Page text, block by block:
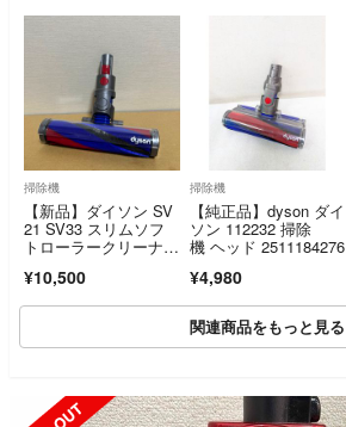
掃除機
【新品】ダイソン SV
21 SV33 スリムソフ
トローラークリーナー
¥10,500
掃除機
【純正品】dyson ダイ
ソン 112232 掃除
機 ヘッド 2511184276
¥4,980
関連商品をもっと見る
SOLD OUT